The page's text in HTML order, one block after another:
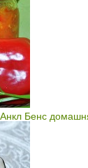
Анкл Бенс